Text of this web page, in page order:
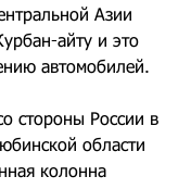
Азии
айту и это
автомобилей.
стороны России в
области
колонна